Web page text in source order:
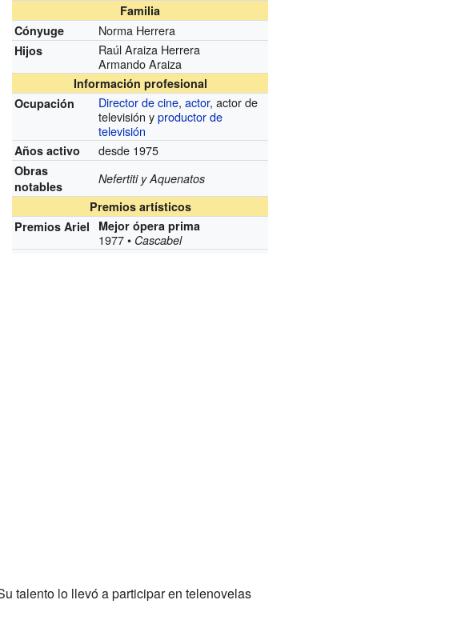
Familia
Cónyuge
Norma Herrera
Hijos
Raúl Araiza Herrera
Armando Araiza
Información profesional
Ocupación
Director de cine,actor, actor de
televisión yproductor de
televisión
Años activo desde 1975
Obras
notables
Nefertiti y Aquenatos
Premios artísticos
Premios Ariel
Mejor ópera prima
1977 • Cascabel
talento lo llevó a participar en telenovelas